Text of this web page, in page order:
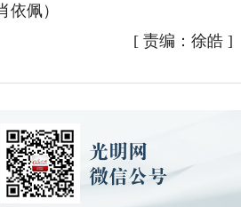
佩）
[ 责编：徐皓 ]